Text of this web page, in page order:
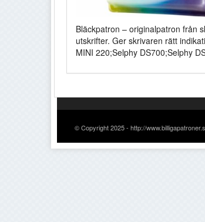
Bläckpatron – originalpatron från
utskrifter. Ger skrivaren rätt
MINI 220;Selphy DS700;Selphy
© Copyright 2025 - http://